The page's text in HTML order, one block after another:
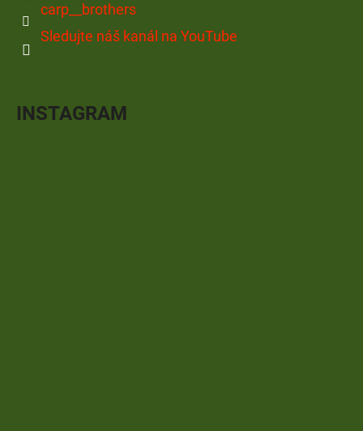
carp__brothers
Sledujte náš kanál na YouTube
INSTAGRAM